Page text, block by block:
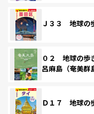
Ｊ３３ 地球の
０２ 地球の
呂麻島（奄美
Ｄ１７ 地球の